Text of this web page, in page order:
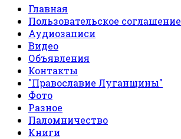
Главная
Пользовательское соглашение
Аудиозаписи
Видео
Объявления
Контакты
"Православие Луганщины"
Фото
Разное
Паломничество
Книги